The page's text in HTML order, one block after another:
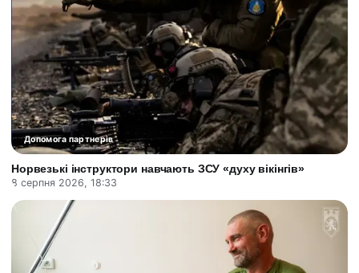
Допомога партнерів
Норвезькі інструктори навчають ЗСУ «духу вікінгів»
8 серпня 2026, 18:33